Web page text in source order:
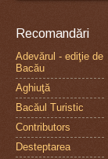
Recomandări
Adevărul - ediţie de
Bacău
Aghiuţă
Bacăul Turistic
Contributors
Desteptarea